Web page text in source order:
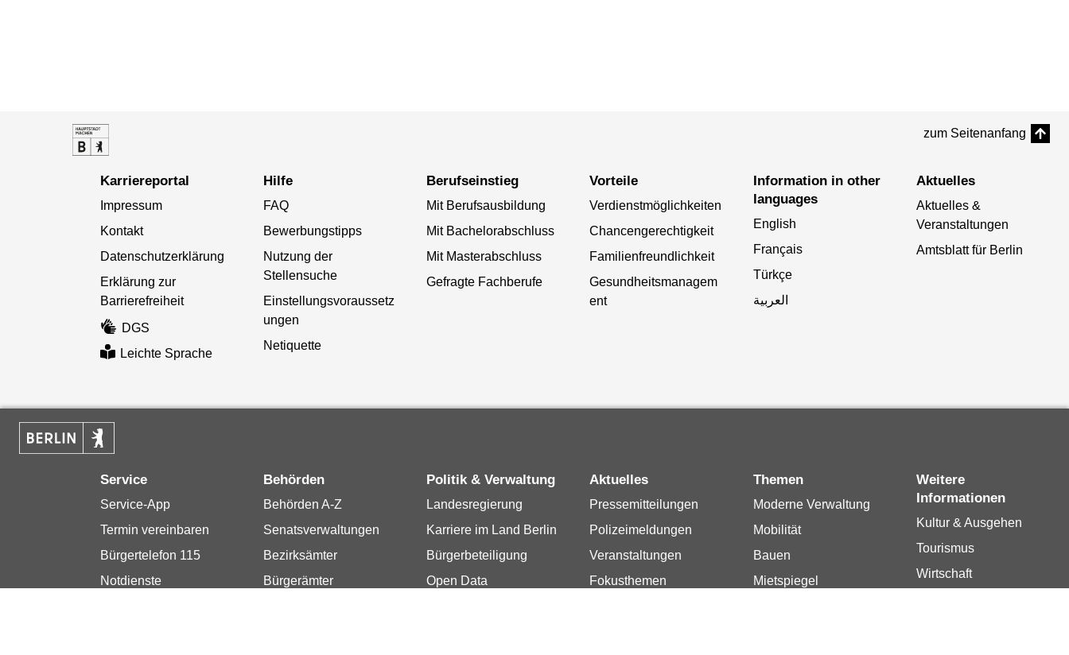
zum Seitenanfang
Karriereportal
Impressum
Kontakt
Datenschutzerklärung
Erklärung zur
Barrierefreiheit
DGS
Leichte Sprache
Hilfe
FAQ
Bewerbungstipps
Nutzung der
Stellensuche
Einstellungsvoraussetz
ungen
Netiquette
Berufseinstieg
Mit Berufsausbildung
Mit Bachelorabschluss
Mit Masterabschluss
Gefragte Fachberufe
Vorteile
Verdienstmöglichkeiten
Chancengerechtigkeit
Familienfreundlichkeit
Gesundheitsmanagem
ent
Information in other
languages
English
Français
Türkçe
العربية
Aktuelles
Aktuelles &
Veranstaltungen
Amtsblatt für Berlin
Service
Service-App
Termin vereinbaren
Bürgertelefon 115
Notdienste
Behörden
Behörden A-Z
Senatsverwaltungen
Bezirksämter
Bürgerämter
Politik & Verwaltung
Landesregierung
Karriere im Land Berlin
Bürgerbeteiligung
Open Data
Aktuelles
Pressemitteilungen
Polizeimeldungen
Veranstaltungen
Fokusthemen
Themen
Moderne Verwaltung
Mobilität
Bauen
Mietspiegel
Weitere
Informationen
Kultur & Ausgehen
Tourismus
Wirtschaft